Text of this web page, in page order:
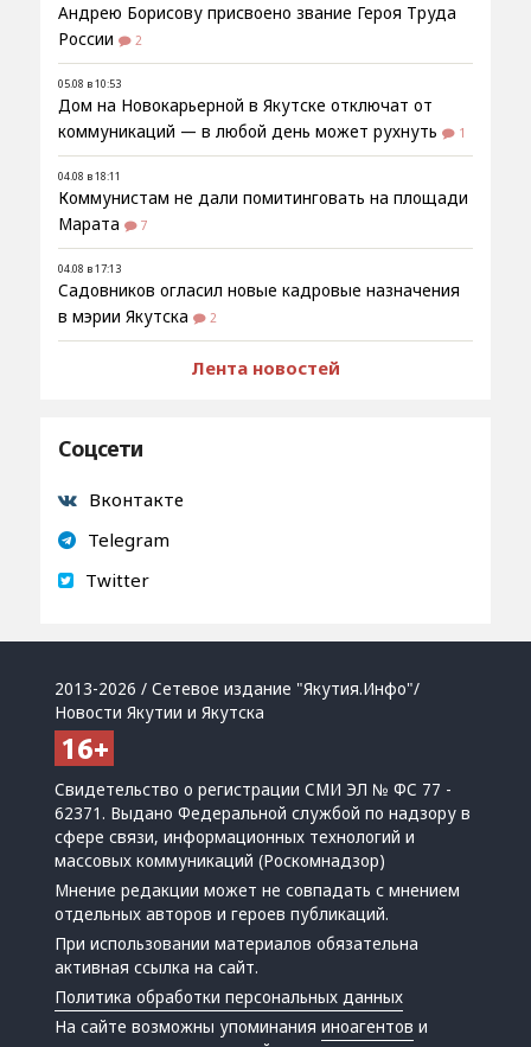
Андрею Борисову присвоено звание Героя Труда
России
2
05.08 в 10:53
Дом на Новокарьерной в Якутске отключат от
коммуникаций — в любой день может рухнуть
1
04.08 в 18:11
Коммунистам не дали помитинговать на площади
Марата
7
04.08 в 17:13
Садовников огласил новые кадровые назначения
в мэрии Якутска
2
Лента новостей
Соцсети
Вконтакте
Telegram
Twitter
2013-2026 / Сетевое издание "Якутия.Инфо"/
Новости Якутии и Якутска
Свидетельство о регистрации СМИ ЭЛ № ФС 77 -
62371. Выдано Федеральной службой по надзору в
сфере связи, информационных технологий и
массовых коммуникаций (Роскомнадзор)
Мнение редакции может не совпадать с мнением
отдельных авторов и героев публикаций.
При использовании материалов обязательна
активная ссылка на сайт.
Политика обработки персональных данных
На сайте возможны упоминанияиноагентов и